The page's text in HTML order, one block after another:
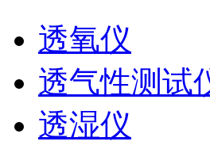
透氧仪
透气性测试
透湿仪